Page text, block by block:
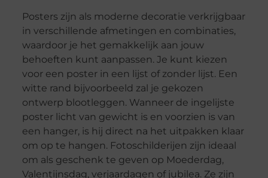
Posters zijn als moderne decoratie verkrijgbaar
in verschillende afmetingen en combinaties,
waardoor je het gemakkelijk aan jouw
behoeften kunt aanpassen. Je kunt kiezen
voor een poster in een lijst of zonder lijst. Een
witte rand bijvoorbeeld zal je gekozen
ontwerp blootleggen. Wanneer de ingelijste
poster licht van gewicht is en voorzien is van
een hanger, is hij direct na het uitpakken klaar
om op te hangen. Fotoschilderijen zijn ideaal
om als geschenk te geven op Moederdag,
Valentijnsdag, verjaardagen of jubilea. Ze zijn